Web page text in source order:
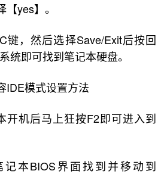
yes】。
键，然后选择Save/Exit后按回
统即可找到笔记本硬盘。
IDE模式设置方法
开机后马上狂按F2即可进入到
本BIOS界面找到并移动到